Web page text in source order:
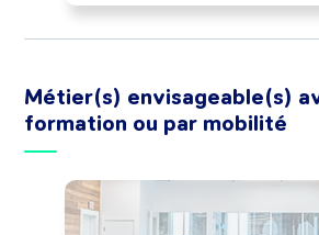
production et les normes
de sécurité. Peut
finition des produits, les
contrôler à la livraison. Peut
une équipe.
Métier(s) envisageable(s)
formation ou par mobilité